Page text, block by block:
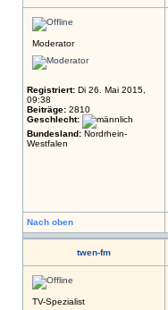
Moderator
Registriert: Di 26. Mai 2015,
09:38
Beiträge: 2810
Geschlecht:
Bundesland: Nordrhein-
Westfalen
Nach oben
twen-fm
TV-Spezialist